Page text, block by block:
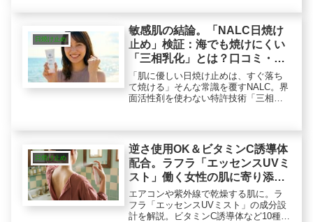
ど7種の植物成分で夏の乾燥とベタつき
を同時にカバーするロジックをお届
け。
日焼け止め
敏感肌の結論。「NALC日焼け
止め」検証：海でも焼けにくい
「三相乳化」とは？口コミ・評
判も分析
「肌に優しい日焼け止めは、すぐ落ち
て焼ける」そんな常識を覆すNALC。界
面活性剤を使わない特許技術「三相乳
立。白浮きを防ぐジェルの実力を検
証。
日焼け止め
逆さ使用OK＆ビタミンC誘導体
配合。ラフラ「エッセンスUVミ
スト」働く女性の肌に寄り添う
10種の美容成分ロジック
エアコンや紫外線で乾燥する肌に。ラ
フラ「エッセンスUVミスト」の成分設
計を解説。ビタミンC誘導体など10種の